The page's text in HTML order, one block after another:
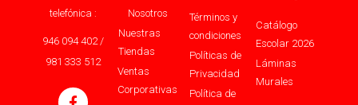
telefónica :
946 094 402 /
981 333 512
Nosotros
Nuestras
Tiendas
Ventas
Corporativas
Términos y
condiciones
Políticas de
Privacidad
Política de
Catálogo
Escolar 2026
Láminas
Murales